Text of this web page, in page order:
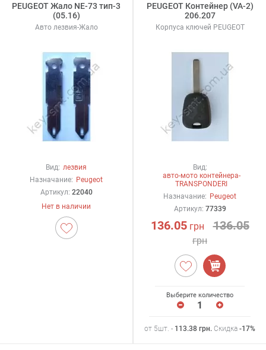
PEUGEOT Жало NE-73 тип-3
(05.16)
Авто лезвия-Жало
Вид: лезвия
Назначание: Peugeot
Артикул: 22040
Нет в наличии
PEUGEOT Контейнер (VA-2)
206.207
Корпуса ключей PEUGEOT
Вид:
авто-мото контейнера-
TRANSPONDERI
Назначание: Peugeot
Артикул: 77339
136.05грн 136.05
грн
Выберите количество
от 5шт. - 113.38 грн. Скидка -17%